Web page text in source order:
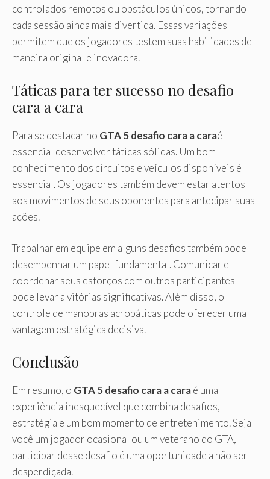
controlados remotos ou obstáculos únicos, tornando
cada sessão ainda mais divertida. Essas variações
permitem que os jogadores testem suas habilidades de
maneira original e inovadora.
Táticas para ter sucesso no desafio
cara a cara
Para se destacar no GTA 5 desafio cara a caraé
essencial desenvolver táticas sólidas. Um bom
conhecimento dos circuitos e veículos disponíveis é
essencial. Os jogadores também devem estar atentos
aos movimentos de seus oponentes para antecipar suas
ações.
Trabalhar em equipe em alguns desafios também pode
desempenhar um papel fundamental. Comunicar e
coordenar seus esforços com outros participantes
pode levar a vitórias significativas. Além disso, o
controle de manobras acrobáticas pode oferecer uma
vantagem estratégica decisiva.
Conclusão
Em resumo, o GTA 5 desafio cara a caraé uma
experiência inesquecível que combina desafios,
estratégia e um bom momento de entretenimento. Seja
você um jogador ocasional ou um veterano do GTA,
participar desse desafio é uma oportunidade a não ser
desperdiçada.